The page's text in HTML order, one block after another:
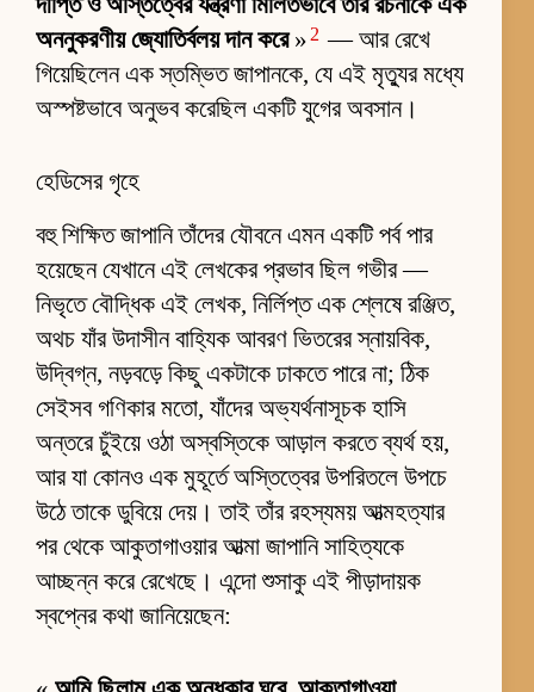
অননুকরণীয় জ্যোতির্বলয় দান করে» 2 — আর রেখে
গিয়েছিলেন এক স্তম্ভিত জাপানকে, যে এই মৃত্যুর মধ্যে
অস্পষ্টভাবে অনুভব করেছিল একটি যুগের অবসান।
হেডিসের গৃহে
বহু শিক্ষিত জাপানি তাঁদের যৌবনে এমন একটি পর্ব পার
হয়েছেন যেখানে এই লেখকের প্রভাব ছিল গভীর —
নিভৃতে বৌদ্ধিক এই লেখক, নির্লিপ্ত এক শ্লেষে রঞ্জিত,
অথচ যাঁর উদাসীন বাহ্যিক আবরণ ভিতরের স্নায়বিক,
উদ্বিগ্ন, নড়বড়ে কিছু একটাকে ঢাকতে পারে না; ঠিক
সেইসব গণিকার মতো, যাঁদের অভ্যর্থনাসূচক হাসি
অন্তরে চুঁইয়ে ওঠা অস্বস্তিকে আড়াল করতে ব্যর্থ হয়,
আর যা কোনও এক মুহূর্তে অস্তিত্বের উপরিতলে উপচে
উঠে তাকে ডুবিয়ে দেয়। তাই তাঁর রহস্যময় আত্মহত্যার
পর থেকে আকুতাগাওয়ার আত্মা জাপানি সাহিত্যকে
আচ্ছন্ন করে রেখেছে। এন্দো শুসাকু এই পীড়াদায়ক
স্বপ্নের কথা জানিয়েছেন: